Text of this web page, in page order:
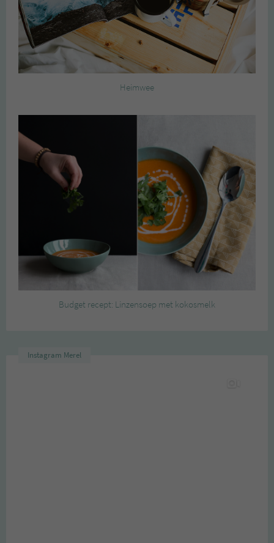
Heimwee
Budget recept: Linzensoep met kokosmelk
Instagram Merel